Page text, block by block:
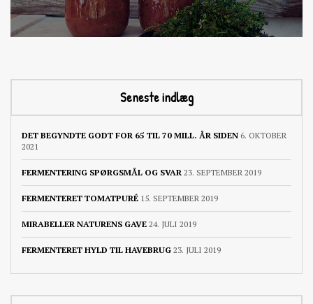
Seneste indlæg
DET BEGYNDTE GODT FOR 65 TIL 70 MILL. ÅR SIDEN 6. OKTOBER
2021
FERMENTERING SPØRGSMÅL OG SVAR 23. SEPTEMBER 2019
FERMENTERET TOMATPURÉ 15. SEPTEMBER 2019
MIRABELLER NATURENS GAVE 24. JULI 2019
FERMENTERET HYLD TIL HAVEBRUG 23. JULI 2019